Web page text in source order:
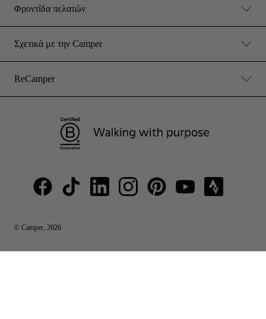
Φροντίδα πελατών
Σχετικά με την Camper
ReCamper
© Camper, 2026